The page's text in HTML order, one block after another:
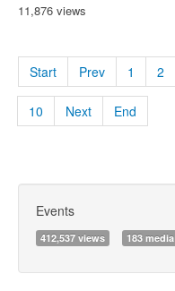
11,876 views
Start Prev 1 2
10 Next End
Events
412,537 views 183 media